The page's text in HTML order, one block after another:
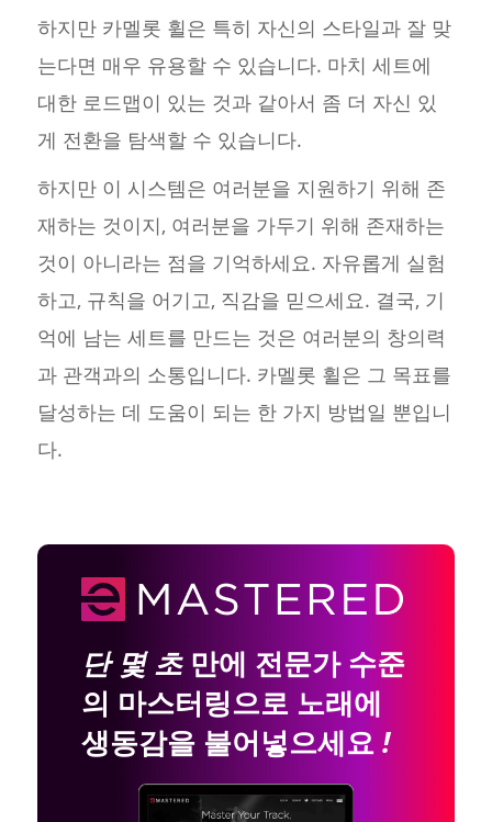
하지만 카멜롯 휠은 특히 자신의 스타일과 잘 맞
는다면 매우 유용할 수 있습니다. 마치 세트에
대한 로드맵이 있는 것과 같아서 좀 더 자신 있
게 전환을 탐색할 수 있습니다.
하지만 이 시스템은 여러분을 지원하기 위해 존
재하는 것이지, 여러분을 가두기 위해 존재하는
것이 아니라는 점을 기억하세요. 자유롭게 실험
하고, 규칙을 어기고, 직감을 믿으세요. 결국, 기
억에 남는 세트를 만드는 것은 여러분의 창의력
과 관객과의 소통입니다. 카멜롯 휠은 그 목표를
달성하는 데 도움이 되는 한 가지 방법일 뿐입니
다.
단 몇 초만에 전문가 수준
의 마스터링으로 노래에
생동감을 불어넣으세요!